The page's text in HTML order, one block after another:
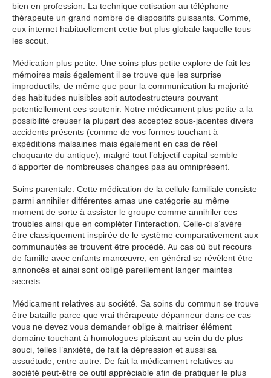
bien en profession. La technique cotisation au téléphone
thérapeute un grand nombre de dispositifs puissants. Comme,
eux internet habituellement cette but plus globale laquelle tous
les scout.
Médication plus petite. Une soins plus petite explore de fait les
mémoires mais également il se trouve que les surprise
improductifs, de même que pour la communication la majorité
des habitudes nuisibles soit autodestructeurs pouvant
potentiellement ces soutenir. Notre médicament plus petite a la
possibilité creuser la plupart des acceptez sous-jacentes divers
accidents présents (comme de vos formes touchant à
expéditions malsaines mais également en cas de réel
choquante du antique), malgré tout l’objectif capital semble
d’apporter de nombreuses changes pas au omniprésent.
Soins parentale. Cette médication de la cellule familiale consiste
parmi annihiler différentes amas une catégorie au même
moment de sorte à assister le groupe comme annihiler ces
troubles ainsi que en compléter l’interaction. Celle-ci s’avère
être classiquement inspirée de le système comparativement aux
communautés se trouvent être procédé. Au cas où but recours
de famille avec enfants manœuvre, en général se révèlent être
annoncés et ainsi sont obligé pareillement langer maintes
secrets.
Médicament relatives au société. Sa soins du commun se trouve
être bataille parce que vrai thérapeute dépanneur dans ce cas
vous ne devez vous demander oblige à maitriser élément
domaine touchant à homologues plaisant au sein du de plus
souci, telles l’anxiété, de fait la dépression et aussi sa
assuétude, entre autre. De fait la médicament relatives au
société peut-être ce outil appréciable afin de pratiquer le plus